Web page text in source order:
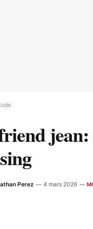
jean:
Perez 4 mars 2026